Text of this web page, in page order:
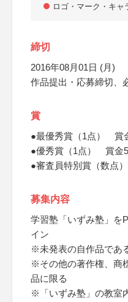
ロゴ・マーク・キャ
締切
2016年08月01日 (月)
作品提出・応募締切、
賞
●最優秀賞（1点） 賞
●優秀賞（1点） 賞金
●審査員特別賞（数点
募集内容
学習塾「いずみ塾」を
イン
※未発表の自作品であ
※その他の著作権、商
品に限る
※「いずみ塾」の教室